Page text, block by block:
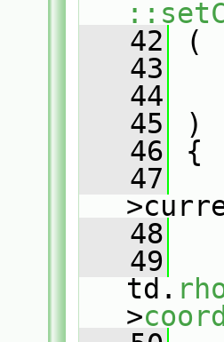
   42
(
   43
   44
   45
)
   46
{
   47
   48
   49
td.
>